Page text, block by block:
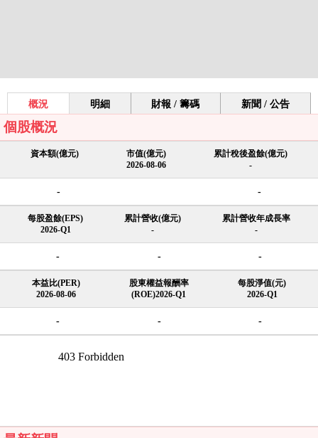
概況 明細 財報 / 籌碼 新聞 / 公告
個股概況
資本額(億元)
市值(億元)
2026-08-06
累計稅後盈餘(億元)
-
- -
每股盈餘(EPS)
2026-Q1
累計營收(億元)
-
累計營收年成長率
-
- - -
本益比(PER)
2026-08-06
股東權益報酬率
(ROE)2026-Q1
每股淨值(元)
2026-Q1
- - -